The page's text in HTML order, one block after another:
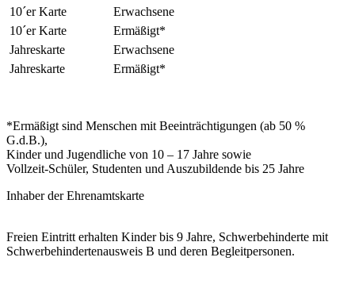
10´er Karte
Erwachsene
10´er Karte
Ermäßigt*
Jahreskarte
Erwachsene
Jahreskarte
Ermäßigt*
*Ermäßigt sind Menschen mit Beeinträchtigungen (ab 50 %
G.d.B.),
Kinder und Jugendliche von 10 – 17 Jahre sowie
Vollzeit-Schüler, Studenten und Auszubildende bis 25 Jahre
Inhaber der Ehrenamtskarte
Freien Eintritt erhalten Kinder bis 9 Jahre, Schwerbehinderte mit
Schwerbehindertenausweis B und deren Begleitpersonen.